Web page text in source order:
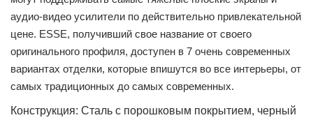
аудио-видео усилители по действительно привлекательной
цене. ESSE, получивший свое название от своего
оригинального профиля, доступен в 7 очень современных
вариантах отделки, которые впишутся во все интерьеры, от
самых традиционных до самых современных.
Конструкция: Сталь с порошковым покрытием, черный